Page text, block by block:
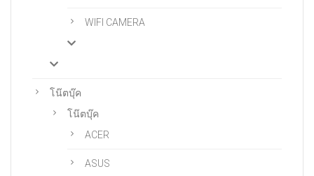
WIFI CAMERA
โน๊ตบุ๊ค
โน๊ตบุ๊ค
ACER
ASUS